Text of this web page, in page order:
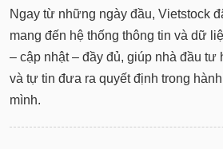
Ngay từ những ngày đầu, Vietstock
mang đến hệ thống thông tin và dữ
– cập nhật – đầy đủ, giúp nhà đầu tư
và tự tin đưa ra quyết định trong
mình.